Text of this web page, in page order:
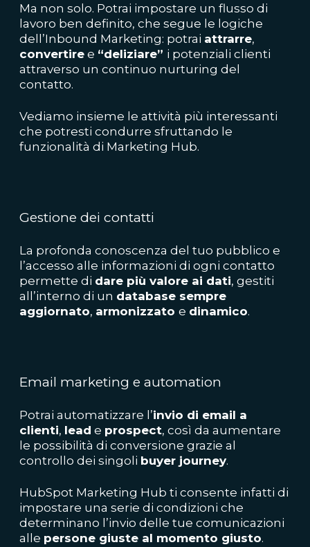
Ma non solo. Potrai impostare un flusso di
lavoro ben definito, che segue le logiche
dell’Inbound Marketing: potrai attrarre,
convertire e “deliziare” i potenziali clienti
attraverso un continuo nurturing del
contatto.
Vediamo insieme le attività più interessanti
che potresti condurre sfruttando le
funzionalità di Marketing Hub.
Gestione dei contatti
La profonda conoscenza del tuo pubblico e
l’accesso alle informazioni di ogni contatto
permette di dare più valore ai dati, gestiti
all’interno di un database sempre
aggiornato, armonizzato e dinamico.
Email marketing e automation
Potrai automatizzare l’invio di email a
clienti, lead e prospect, così da aumentare
le possibilità di conversione grazie al
controllo dei singoli buyer journey.
HubSpot Marketing Hub ti consente infatti di
impostare una serie di condizioni che
determinano l’invio delle tue comunicazioni
alle persone giuste al momento giusto.